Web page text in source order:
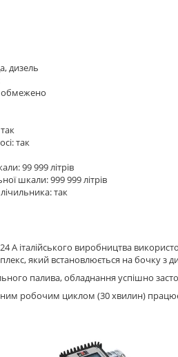
дизель
обмежено
так
99 999 літрів
шкали: 999 999 літрів
так
A італійського виробництва
який встановлюється на бочку з
палива, обладнання успішно
робочим циклом (30 хвилин) працює